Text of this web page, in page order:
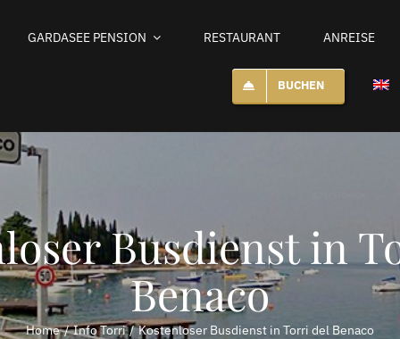
GARDASEE PENSION RESTAURANT ANREISE
BUCHEN
Busdienst in
Benaco
Home Info Torri Kostenloser Busdienst in Torri del Benaco